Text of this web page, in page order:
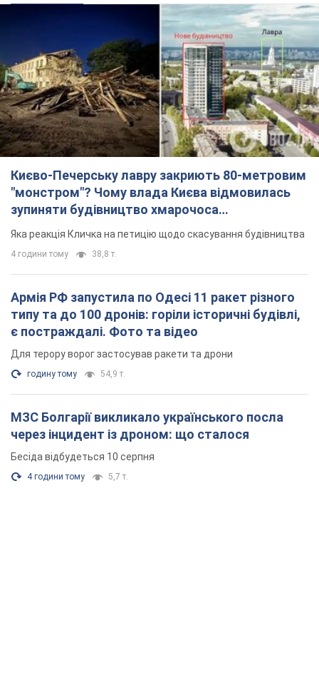
Києво-Печерську лавру закриють 80-метровим
"монстром"? Чому влада Києва відмовилась
зупиняти будівництво хмарочоса
"московського вірянина"
Яка реакція Кличка на петицію щодо скасування будівництва
4 години тому 38,8 т.
Армія РФ запустила по Одесі 11 ракет різного
типу та до 100 дронів: горіли історичні будівлі,
є постраждалі. Фото та відео
Для терору ворог застосував ракети та дрони
годину тому 54,9 т.
МЗС Болгарії викликало українського посла
через інцидент із дроном: що сталося
Бесіда відбудеться 10 серпня
4 години тому 5,7 т.